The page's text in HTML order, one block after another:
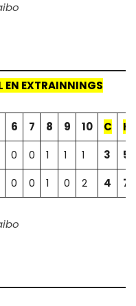
EN EXTRAINNINGS
6 7 8 9 10 C
H
0 0 1 1 1 3
5
0 0 1 0 2 4 7